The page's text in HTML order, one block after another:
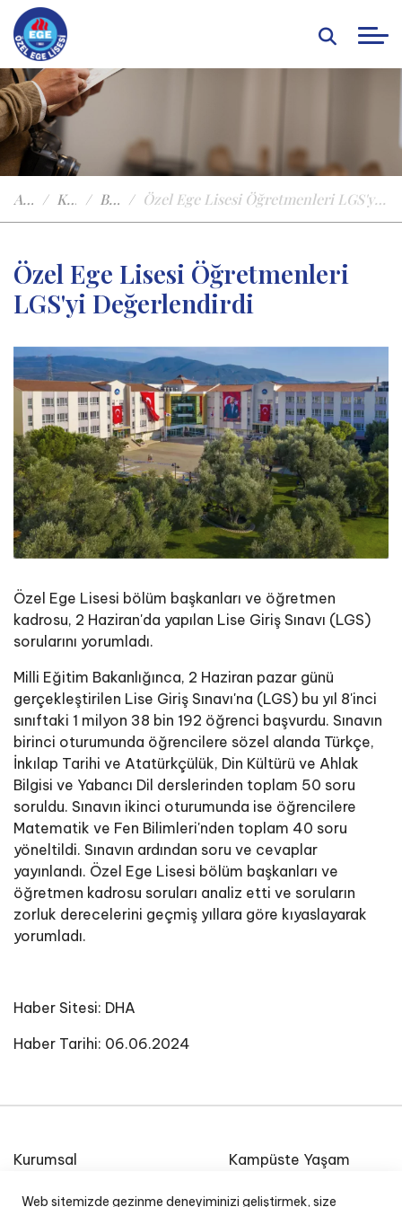
Web sitemizde gezinme deneyiminizi geliştirmek, size
Anasayfa Kampüste Yaşam Basında Özel Ege Özel Ege Lisesi Öğretmenleri LGS'yi Değerlendirdi
Özel Ege Lisesi Öğretmenleri
LGS'yi Değerlendirdi
Özel Ege Lisesi bölüm başkanları ve öğretmen
kadrosu, 2 Haziran'da yapılan Lise Giriş Sınavı (LGS)
sorularını yorumladı.
Milli Eğitim Bakanlığınca, 2 Haziran pazar günü
gerçekleştirilen Lise Giriş Sınavı'na (LGS) bu yıl 8'inci
sınıftaki 1 milyon 38 bin 192 öğrenci başvurdu. Sınavın
birinci oturumunda öğrencilere sözel alanda Türkçe,
İnkılap Tarihi ve Atatürkçülük, Din Kültürü ve Ahlak
Bilgisi ve Yabancı Dil derslerinden toplam 50 soru
soruldu. Sınavın ikinci oturumunda ise öğrencilere
Matematik ve Fen Bilimleri'nden toplam 40 soru
yöneltildi. Sınavın ardından soru ve cevaplar
yayınlandı. Özel Ege Lisesi bölüm başkanları ve
öğretmen kadrosu soruları analiz etti ve soruların
zorluk derecelerini geçmiş yıllara göre kıyaslayarak
yorumladı.
Haber Sitesi: DHA
Haber Tarihi: 06.06.2024
Kurumsal
Kampüste Yaşam